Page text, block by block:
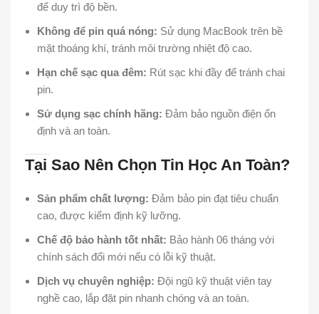
để duy trì độ bền.
Không để pin quá nóng: Sử dụng MacBook trên bề
mặt thoáng khí, tránh môi trường nhiệt độ cao.
Hạn chế sạc qua đêm: Rút sạc khi đầy để tránh chai
pin.
Sử dụng sạc chính hãng: Đảm bảo nguồn điện ổn
định và an toàn.
Tại Sao Nên Chọn Tin Học An Toàn?
Sản phẩm chất lượng: Đảm bảo pin đạt tiêu chuẩn
cao, được kiểm định kỹ lưỡng.
Chế độ bảo hành tốt nhất: Bảo hành 06 tháng với
chính sách đổi mới nếu có lỗi kỹ thuật.
Dịch vụ chuyên nghiệp: Đội ngũ kỹ thuật viên tay
nghề cao, lắp đặt pin nhanh chóng và an toàn.